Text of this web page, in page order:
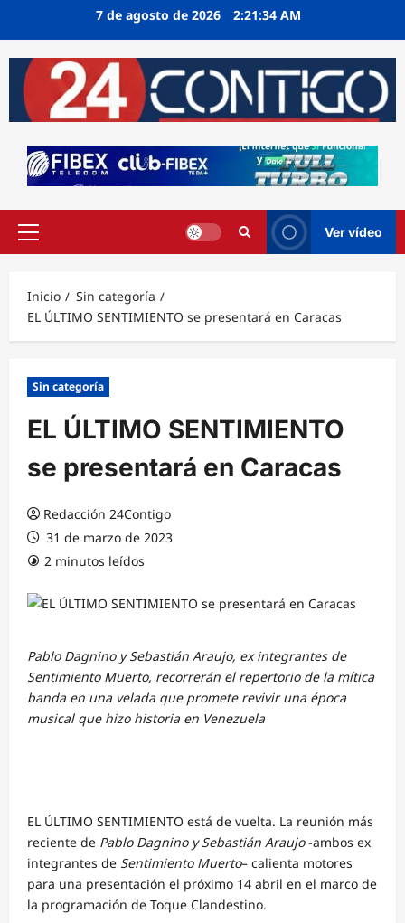
7 de agosto de 2026 2:21:34 AM
Menú
Ver vídeo
Inicio
Sin categoría
EL ÚLTIMO SENTIMIENTO se presentará en Caracas
Sin categoría
EL ÚLTIMO SENTIMIENTO
se presentará en Caracas
Redacción 24Contigo
31 de marzo de 2023
2 minutos leídos
Pablo Dagnino y Sebastián Araujo, ex integrantes de
Sentimiento Muerto, recorrerán el repertorio de la mítica
banda en una velada que promete revivir una época
musical que hizo historia en Venezuela
EL ÚLTIMO SENTIMIENTO está de vuelta. La reunión más
reciente de Pablo Dagnino y Sebastián Araujo-ambos ex
integrantes de Sentimiento Muerto– calienta motores
para una presentación el próximo 14 abril en el marco de
la programación de Toque Clandestino.